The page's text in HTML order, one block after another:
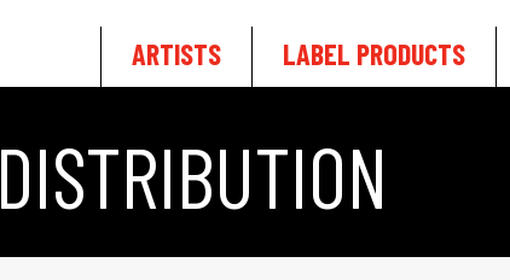
ARTISTS LABEL PRODUCTS
DISTRIBUTION